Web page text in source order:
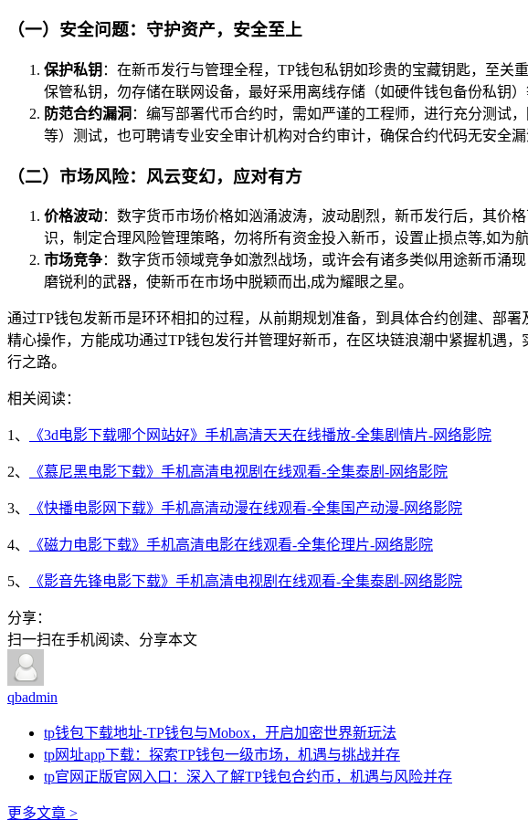
（一）安全问题：守护资产，安全至上
保护私钥 ：在新币发行与管理全程，TP钱包私钥如珍贵的宝藏钥匙，至
保管私钥，勿存储在联网设备，最好采用离线存储（如硬件钱包备份私钥）
防范合约漏洞 ：编写部署代币合约时，需如严谨的工程师，进行充分测试
等）测试，也可聘请专业安全审计机构对合约审计，确保合约代码无安全
（二）市场风险：风云变幻，应对有方
价格波动：数字货币市场价格如汹涌波涛，波动剧烈，新币发行后，其价
识，制定合理风险管理策略，勿将所有资金投入新币，设置止损点等,如为
市场竞争：数字货币领域竞争如激烈战场，或许会有诸多类似用途新币涌
磨锐利的武器，使新币在市场中脱颖而出,成为耀眼之星。
通过TP钱包发新币是环环相扣的过程，从前期规划准备，到具体合约创建、部
精心操作，方能成功通过TP钱包发行并管理好新币，在区块链浪潮中紧握机遇
行之路。
相关阅读：
1、 《3d电影下载哪个网站好》手机高清天天在线播放-全集剧情片-网络影院
2、 《慕尼黑电影下载》手机高清电视剧在线观看-全集泰剧-网络影院
3、 《快播电影网下载》手机高清动漫在线观看-全集国产动漫-网络影院
4、 《磁力电影下载》手机高清电影在线观看-全集伦理片-网络影院
5、 《影音先锋电影下载》手机高清电视剧在线观看-全集泰剧-网络影院
分享：
扫一扫在手机阅读、分享本文
qbadmin
tp钱包下载地址-TP钱包与Mobox，开启加密世界新玩法
tp网址app下载：探索TP钱包一级市场，机遇与挑战并存
tp官网正版官网入口：深入了解TP钱包合约币，机遇与风险并存
更多文章 >